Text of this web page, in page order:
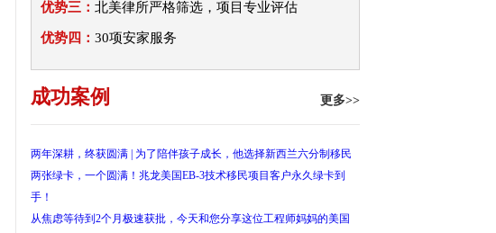
优势三： 北美律所严格筛选，项目专业评估
优势四： 30项安家服务
成功案例 更多>>
双双拿下PERM获批！在政策动荡的2026财年，他们做对了什么？
精准匹配雇主，兆龙助力43岁宝妈免雅思、半年多获批新西兰RV！
从个体户到永久居民，加拿大萨省雇主担保客户移民实录解析
两年深耕，终获圆满 | 为了陪伴孩子成长，他选择新西兰六分制移民
两张绿卡，一个圆满！兆龙美国EB-3技术移民项目客户永久绿卡到
手！
从焦虑等待到2个月极速获批，今天和您分享这位工程师妈妈的美国